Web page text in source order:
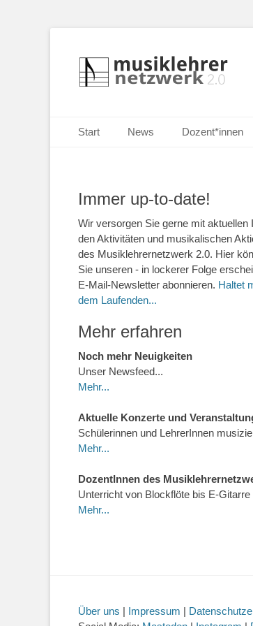
Selbständige Musikpädagoginnen und
Primäres Menü
Inhalt
Start News Dozent*innen
Immer up-to-date!
Wir versorgen Sie gerne mit aktuellen
den Aktivitäten und musikalischen
des Musiklehrernetzwerk 2.0. Hier
Sie unseren - in lockerer Folge
E-Mail-Newsletter abonnieren. Haltet
dem Laufenden...
Mehr erfahren
Noch mehr Neuigkeiten
Unser Newsfeed...
Mehr...
Aktuelle Konzerte und
Schülerinnen und LehrerInnen
Mehr...
DozentInnen des
Unterricht von Blockflöte bis E-Gitarre
Mehr...
Über uns | Impressum |